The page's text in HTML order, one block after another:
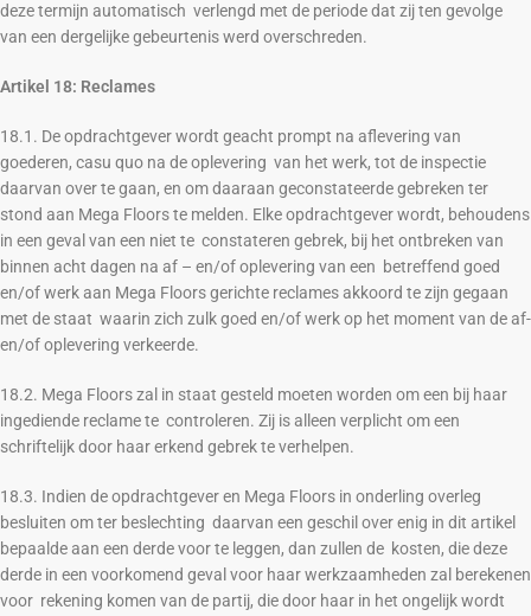
deze termijn automatisch verlengd met de periode dat zij ten gevolge
van een dergelijke gebeurtenis werd overschreden.
Artikel 18: Reclames
18.1. De opdrachtgever wordt geacht prompt na aflevering van
goederen, casu quo na de oplevering van het werk, tot de inspectie
daarvan over te gaan, en om daaraan geconstateerde gebreken ter
stond aan Mega Floors te melden. Elke opdrachtgever wordt, behoudens
in een geval van een niet te constateren gebrek, bij het ontbreken van
binnen acht dagen na af – en/of oplevering van een betreffend goed
en/of werk aan Mega Floors gerichte reclames akkoord te zijn gegaan
met de staat waarin zich zulk goed en/of werk op het moment van de af-
en/of oplevering verkeerde.
18.2. Mega Floors zal in staat gesteld moeten worden om een bij haar
ingediende reclame te controleren. Zij is alleen verplicht om een
schriftelijk door haar erkend gebrek te verhelpen.
18.3. Indien de opdrachtgever en Mega Floors in onderling overleg
besluiten om ter beslechting daarvan een geschil over enig in dit artikel
bepaalde aan een derde voor te leggen, dan zullen de kosten, die deze
derde in een voorkomend geval voor haar werkzaamheden zal berekenen
voor rekening komen van de partij, die door haar in het ongelijk wordt